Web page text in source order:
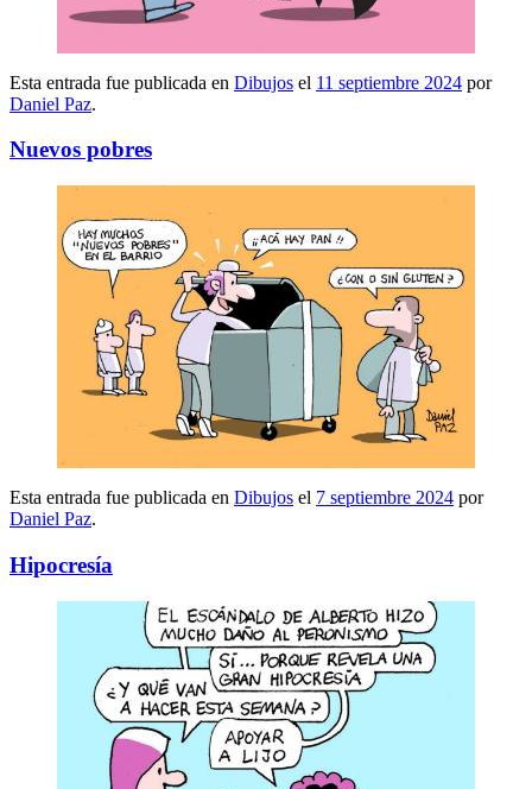
Esta entrada fue publicada en Dibujos el 11 septiembre 2024 por
Daniel Paz.
Nuevos pobres
Esta entrada fue publicada en Dibujos el 7 septiembre 2024 por
Daniel Paz.
Hipocresía